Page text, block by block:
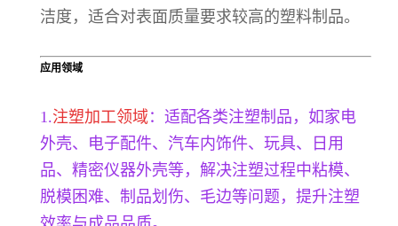
洁度，适合对表面质量要求较高的塑料制品。
应用领域
1.注塑加工领域 ：适配各类注塑制品，如家电
外壳、电子配件、汽车内饰件、玩具、日用
品、精密仪器外壳等，解决注塑过程中粘模、
脱模困难、制品划伤、毛边等问题，提升注塑